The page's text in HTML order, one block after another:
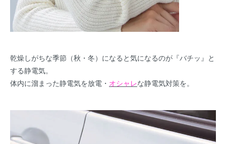
乾燥しがちな季節（秋・冬）になると気になるのが『バチッ』と
する静電気。
体内に溜まった静電気を放電・ オシャレな静電気対策を。